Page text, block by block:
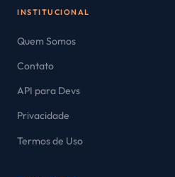
INSTITUCIONAL
Quem Somos
Contato
API para Devs
Privacidade
Termos de Uso